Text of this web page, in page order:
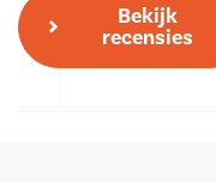
Bekijk
recensies